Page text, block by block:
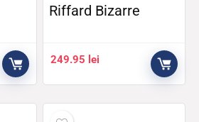
Riffard Bizarre
249.95 lei